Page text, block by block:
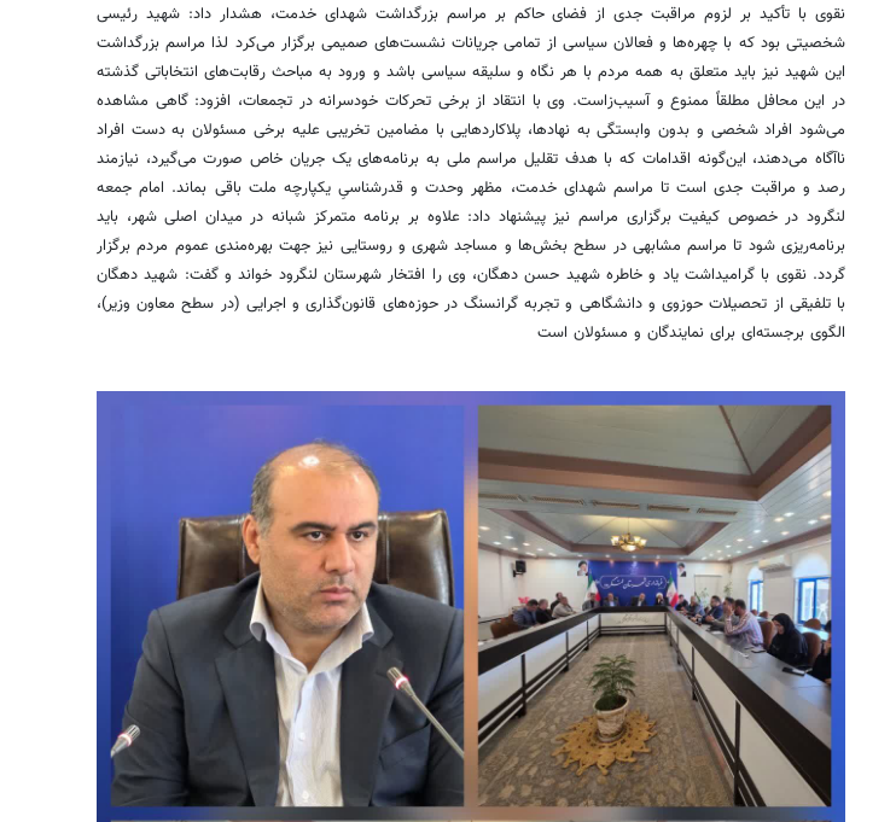
نقوی با تأکید بر لزوم مراقبت جدی از فضای حاکم بر مراسم بزرگداشت شهدای خدمت، هشدار داد: شهید رئیسی
شخصیتی بود که با چهره‌ها و فعالان سیاسی از تمامی جریانات نشست‌های صمیمی برگزار می‌کرد لذا مراسم بزرگداشت
این شهید نیز باید متعلق به همه مردم با هر نگاه و سلیقه سیاسی باشد و ورود به مباحث رقابت‌های انتخاباتی گذشته
در این محافل مطلقاً ممنوع و آسیب‌زاست. وی با انتقاد از برخی تحرکات خودسرانه در تجمعات، افزود: گاهی مشاهده
می‌شود افراد شخصی و بدون وابستگی به نهادها، پلاکاردهایی با مضامین تخریبی علیه برخی مسئولان به دست افراد
ناآگاه می‌دهند، این‌گونه اقدامات که با هدف تقلیل مراسم ملی به برنامه‌های یک جریان خاص صورت می‌گیرد، نیازمند
رصد و مراقبت جدی است تا مراسم شهدای خدمت، مظهر وحدت و قدرشناسیِ یکپارچه ملت باقی بماند. امام جمعه
لنگرود در خصوص کیفیت برگزاری مراسم نیز پیشنهاد داد: علاوه بر برنامه متمرکز شبانه در میدان اصلی شهر، باید
برنامه‌ریزی شود تا مراسم مشابهی در سطح بخش‌ها و مساجد شهری و روستایی نیز جهت بهره‌مندی عموم مردم برگزار
گردد. نقوی با گرامیداشت یاد و خاطره شهید حسن دهگان، وی را افتخار شهرستان لنگرود خواند و گفت: شهید دهگان
با تلفیقی از تحصیلات حوزوی و دانشگاهی و تجربه گرانسنگ در حوزه‌های قانون‌گذاری و اجرایی (در سطح معاون وزیر)،
الگوی برجسته‌ای برای نمایندگان و مسئولان است